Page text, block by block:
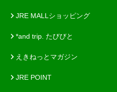
JRE MALLショッピング
*and trip. たびびと
えきねっとマガジン
JRE POINT